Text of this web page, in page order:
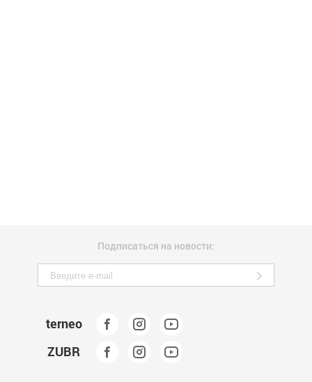
Подписаться на новости:
terneo
ZUBR